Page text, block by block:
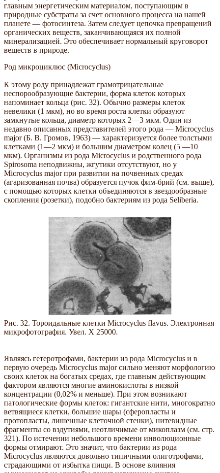
главным энергетическим материалом, поступающим в
природные субстраты за счет основного процесса на нашей
планете — фотосинтеза. Затем следует цепочка превращений
органических веществ, заканчивающаяся их полной
минерализацией. Это обеспечивает нормальный круговорот
веществ в природе.
Род микроциклюс (Microcyclus)
К этому роду принадлежат грамотрицательные
неспорообразующие бактерии, форма клеток которых
напоминает кольца (рис. 32). Обычно размеры клеток
невелики (1 мкм), но во время роста клетки образуют
замкнутые кольца, диаметр которых 2—3 мкм. Один из
недавно описанных представителей этого рода — Microcyclus
major (Б. В. Громов, 1963) — характеризуется более толстыми
клетками (1—2 мкм) и большим диаметром колец (5 —10
мкм). Организмы из рода Microcyclus и родственного рода
Spirosoma неподвижны, жгутики отсутствуют, но у
Microcyclus major при развитии на почвенных средах
(агаризованная почва) образуется пучок фим-брий (см. выше),
с помощью которых клетки объединяются в звездообразные
скопления (розетки), подобно бактериям из рода Seliberia.
Рис. 32. Тороидальные клетки Microcyclus flavus. Электронная
микрофотография. Увел. X 25000.
Являясь гетеротрофами, бактерии из рода Microcyclus и в
первую очередь Microcyclus major сильно меняют морфологию
своих клеток на богатых средах, где главным действующим
фактором являются многие аминокислоты в низкой
концентрации (0,02% и меньше). При этом возникают
патологические формы клеток: гигантские нити, многократно
ветвящиеся клетки, большие шары (сферопласты и
протопласты, лишенные клеточной стенки), нитевидные
фрагменты со вздутиями, неотличимые от микоплазм (см. стр.
321). По истечении небольшого времени инволюционные
формы отмирают. Это значит, что бактерии из рода
Microcyclus лвляются довольно типичными олиготрофами,
страдающими от избытка пищи. В основе влияния